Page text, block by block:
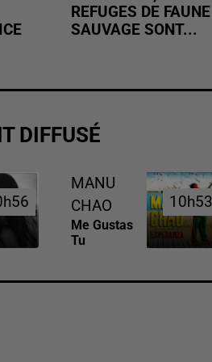
REFUGES DE FAUNE
SAUVAGE SONT...
DIFFUSÉ
MANU
CHAO
Me Gustas
Tu
10h53
10h53